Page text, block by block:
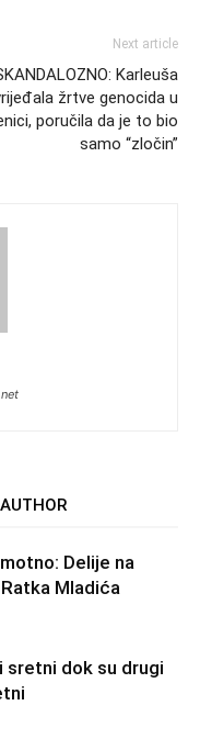
Next article
Karleuša
žrtve genocida u
poručila da je to bio
samo “zločin”
Delije na
Mladića
sretni dok su drugi